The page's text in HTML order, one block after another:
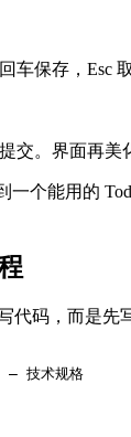
车保存，Esc 取
交。界面再美
一个能用的
代码，而是先
技术规格